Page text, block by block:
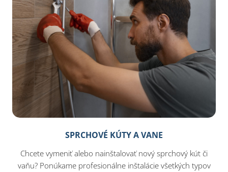
SPRCHOVÉ KÚTY A VANE
Chcete vymeniť alebo nainštalovať nový sprchový kút či
vaňu? Ponúkame profesionálne inštalácie všetkých typov